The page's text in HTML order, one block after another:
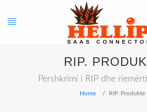
Toggle
RIP.
Përshkrimi i RIP dhe
Home RIP. Produkte